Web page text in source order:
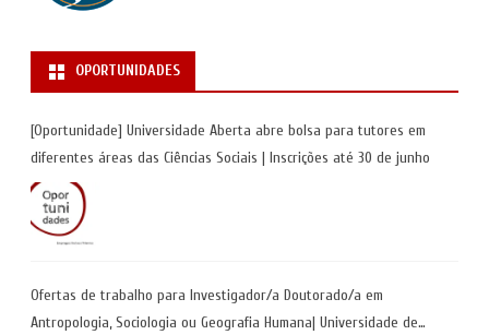
OPORTUNIDADES
[Oportunidade] Universidade Aberta abre bolsa para tutores em
diferentes áreas das Ciências Sociais | Inscrições até 30 de junho
Ofertas de trabalho para Investigador/a Doutorado/a em
Antropologia, Sociologia ou Geografia Humana| Universidade de